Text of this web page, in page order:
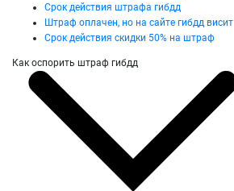
Срок действия штрафа гибдд
Штраф оплачен, но на сайте гибдд висит
Срок действия скидки 50% на штраф
Как оспорить штраф гибдд